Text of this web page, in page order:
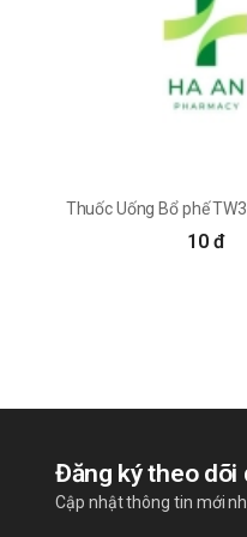
làm thuốc thu liễm cầm
máu để điều trị ho ra máu
chua (tương đương).
vị thuốc trên rồi đun cách thủy,
10 đ
Đăng ký theo dõi
Cập nhật thông tin mới